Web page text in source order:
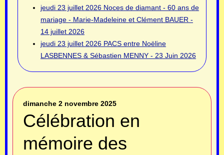
jeudi 23 juillet 2026 Noces de diamant - 60 ans de
mariage - Marie-Madeleine et Clément BAUER -
14 juillet 2026
jeudi 23 juillet 2026 PACS entre Noëline
LASBENNES & Sébastien MENNY - 23 Juin 2026
dimanche 2 novembre 2025
Célébration en
mémoire des